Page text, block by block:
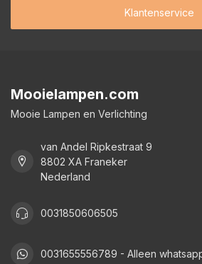
Klantenservice
Mooielampen.com
Mooie Lampen en Verlichting
van Andel Ripkestraat 9
8802 XA Franeker
Nederland
0031850606505
0031655556789 - Alleen